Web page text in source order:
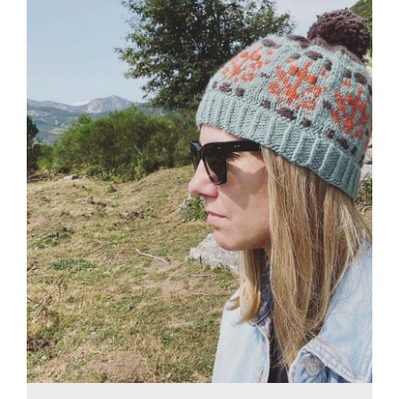
Blog
Contacto
Newsletter
Carrito
Mi cuenta